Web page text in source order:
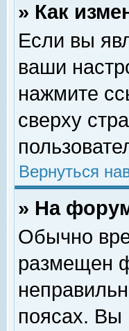
» Как
Если вы
ваши
нажмите
сверху
Вернуться
» На
Обычно
размещен
поясах. Вы